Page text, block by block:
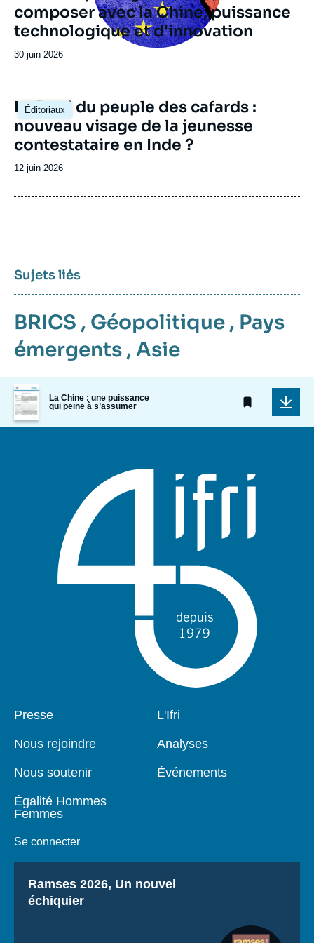
composer avec la Chine, puissance
technologique et d'innovation
Date
publication
30 juin 2026
Éditoriaux
Image
principale
Le Parti du peuple des cafards :
nouveau visage de la jeunesse
contestataire en Inde ?
Date
publication
12 juin 2026
Sujets liés
BRICS , Géopolitique , Pays
émergents , Asie
Image
de
couverture
de
La Chine : une puissance
qui peine à s’assumer
Pied
Presse
Nous rejoindre
Nous soutenir
Égalité Hommes
Femmes
Se connecter
Navigation
L'Ifri
Analyses
Événements
Titre
Ramses 2026, Un nouvel
échiquier